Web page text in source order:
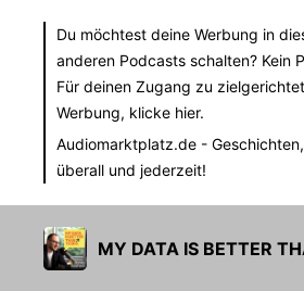
Du möchtest deine Werbung in
anderen Podcasts schalten? Kein
Für deinen Zugang zu
Werbung, klicke hier.
Audiomarktplatz.de -
überall und jederzeit!